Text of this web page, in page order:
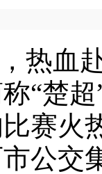
热血
“楚
赛火
公交